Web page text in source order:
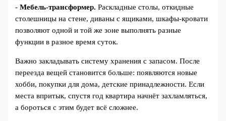
-Мебель-трансформер. Раскладные столы, откидные
столешницы на стене, диваны с ящиками, шкафы-кровати
позволяют одной и той же зоне выполнять разные
функции в разное время суток.
Важно закладывать систему хранения с запасом. После
переезда вещей становится больше: появляются новые
хобби, покупки для дома, детские принадлежности. Если
места впритык, спустя год квартира начнёт захламляться,
а бороться с этим будет всё сложнее.